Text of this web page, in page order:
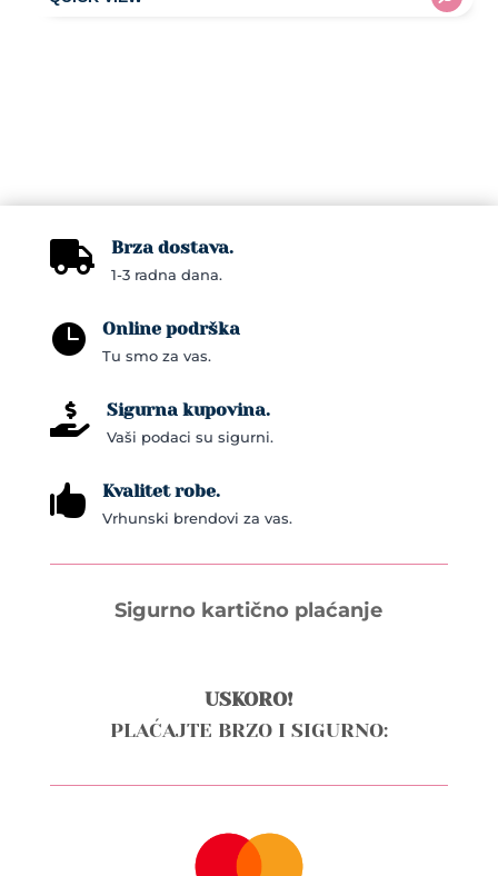
product
chosen
product
page
 Brza dostava.
1-3 radna dana.
 Online podrška
Tu smo za vas.
 Sigurna kupovina.
Vaši podaci su sigurni.
 Kvalitet robe.
Vrhunski brendovi za vas.
Sigurno kartično plaćanje
USKORO!
PLAĆAJTE BRZO I SIGURNO: